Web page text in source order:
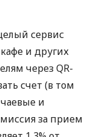
сервис
и других
через QR-
счет (в том
и
за прием